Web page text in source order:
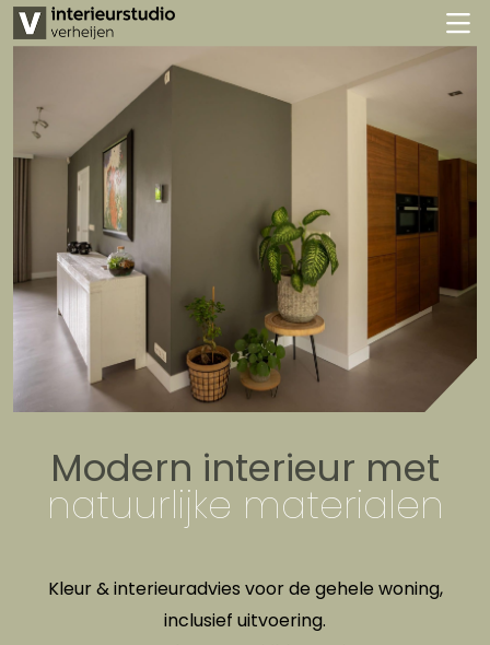
Modern interieur met
natuurlijke materialen
Kleur & interieuradvies voor de gehele woning,
inclusief uitvoering.